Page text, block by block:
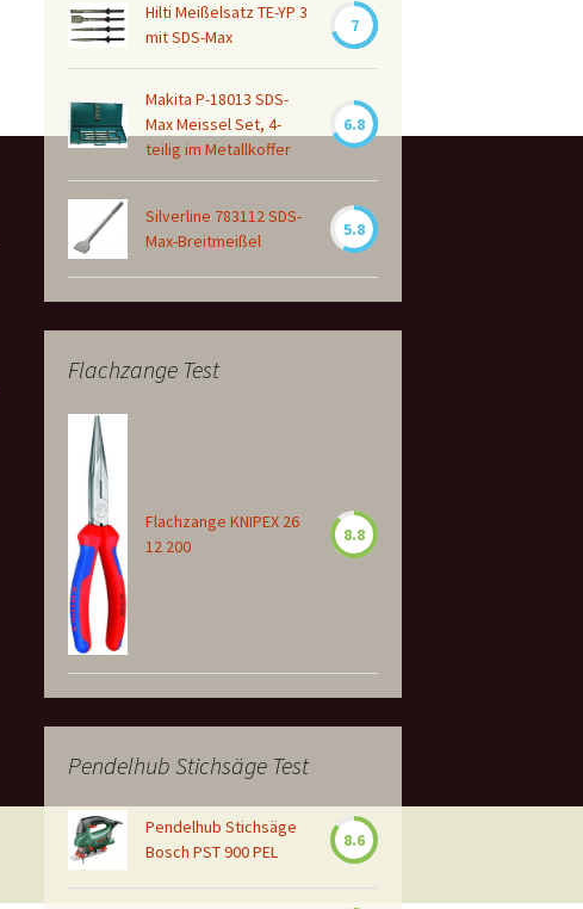
Hilti Meißelsatz TE-YP 3
mit SDS-Max
7
Makita P-18013 SDS-
Max Meissel Set, 4-
teilig im Metallkoffer
6.8
Silverline 783112 SDS-
Max-Breitmeißel
5.8
Flachzange Test
Flachzange KNIPEX 26
12 200
8.8
Pendelhub Stichsäge Test
Pendelhub Stichsäge
Bosch PST 900 PEL
8.6